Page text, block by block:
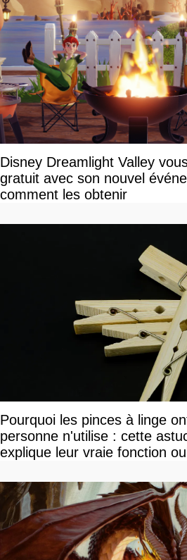
Disney Dreamlight Valley
gratuit avec son nouvel
comment les obtenir
Pourquoi les pinces à linge
personne n'utilise : cette
explique leur vraie fonction